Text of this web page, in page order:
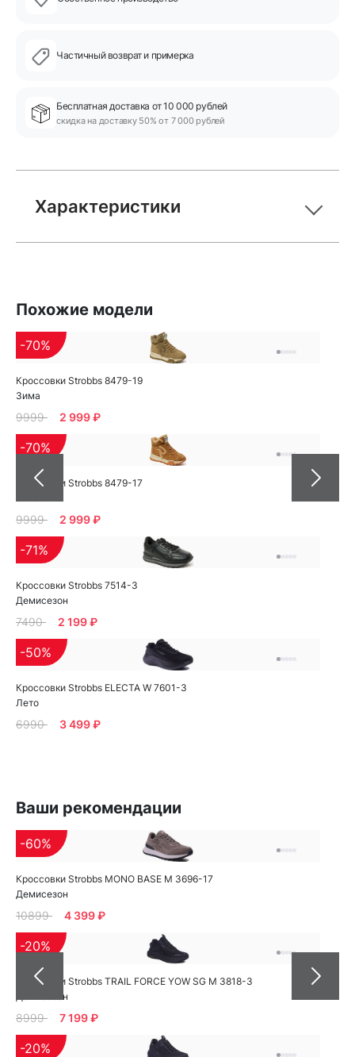
Частичный возврат и примерка
Бесплатная доставка от 10 000 рублей
скидка на доставку 50% от 7 000 рублей
Характеристики
Похожие модели
Кроссовки Strobbs 8479-19
Зима
-70%
9999 2 999 ₽
Кроссовки Strobbs 8479-17
-70%
9999 2 999 ₽
Кроссовки Strobbs 7514-3
Демисезон
-71%
7490 2 199 ₽
Кроссовки Strobbs ELECTA W 7601-3
Лето
-50%
6990 3 499 ₽
Ваши рекомендации
Кроссовки Strobbs MONO BASE M 3696-17
Демисезон
-60%
10899 4 399 ₽
Кроссовки Strobbs TRAIL FORCE YOW SG M 3818-3
Демисезон
-20%
8999 7 199 ₽
-20%